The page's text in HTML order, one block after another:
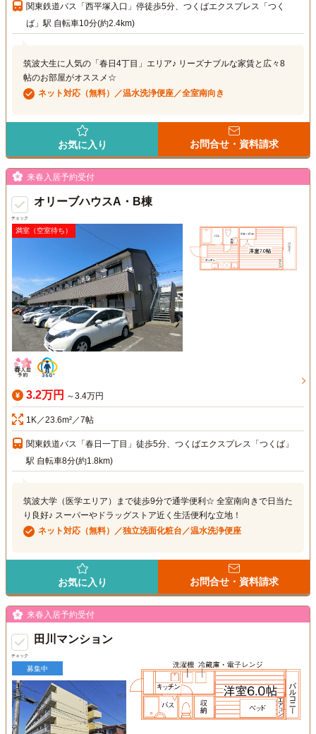
関東鉄道バス「西平塚入口」停徒歩5分、つくばエクスプレス「つく
ば」駅 自転車10分(約2.4km)
筑波大生に人気の「春日4丁目」エリア♪ リーズナブルな家賃と広々8
帖のお部屋がオススメ☆
ネット対応（無料）／温水洗浄便座／全室南向き
お気に入り お問合せ・資料請求
チェック
来春入居予約受付
オリーブハウスA・B棟
満室（空室待ち）
3.2万円 ～3.4万円
1K／23.6m²／7帖
関東鉄道バス「春日一丁目」徒歩5分、つくばエクスプレス「つくば」
駅 自転車8分(約1.8km)
筑波大学（医学エリア）まで徒歩9分で通学便利☆ 全室南向きで日当た
り良好♪ スーパーやドラッグストア近く生活便利な立地！
ネット対応（無料）／独立洗面化粧台／温水洗浄便座
お気に入り お問合せ・資料請求
チェック
来春入居予約受付
田川マンション
募集中